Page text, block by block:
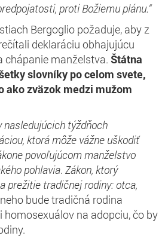
proti Božiemu plánu.“
Bergoglio požaduje, aby z
deklaráciu obhajujúcu
chápanie manželstva. Štátna
slovníky po celom svete,
ako zväzok medzi mužom
nasledujúcich týždňoch
ktorá môže vážne uškodiť
povoľujúcom manželstvo
pohlavia. Zákon, ktorý
prežitie tradičnej rodiny: otca,
bude tradičná rodina
na adopciu, čo by